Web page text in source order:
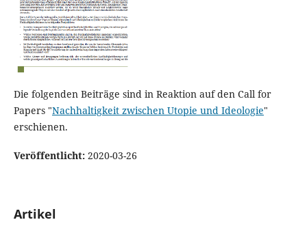
Die folgenden Beiträge sind in Reaktion auf den Call for
Papers "Nachhaltigkeit zwischen Utopie und Ideologie"
erschienen.
Veröffentlicht: 2020-03-26
Artikel